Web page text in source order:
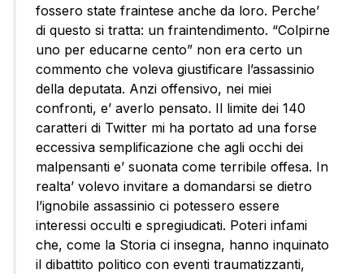
fossero state fraintese anche da loro. Perche’
di questo si tratta: un fraintendimento. “Colpirne
uno per educarne cento” non era certo un
commento che voleva giustificare l’assassinio
della deputata. Anzi offensivo, nei miei
confronti, e’ averlo pensato. Il limite dei 140
caratteri di Twitter mi ha portato ad una forse
eccessiva semplificazione che agli occhi dei
malpensanti e’ suonata come terribile offesa. In
realta’ volevo invitare a domandarsi se dietro
l’ignobile assassinio ci potessero essere
interessi occulti e spregiudicati. Poteri infami
che, come la Storia ci insegna, hanno inquinato
il dibattito politico con eventi traumatizzanti,